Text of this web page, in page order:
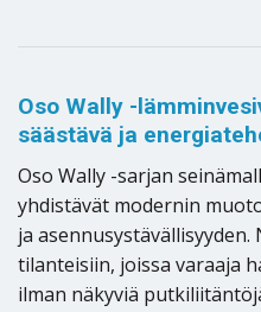
Oso Wally -
säästävä ja
Oso Wally -sarjan
yhdistävät modernin
ja
tilanteisiin, joissa varaaja
ilman näkyviä